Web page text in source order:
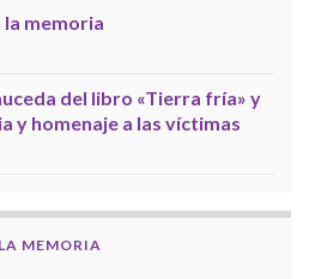
la memoria
del libro «Tierra fría» y
y homenaje a las víctimas
MEMORIA